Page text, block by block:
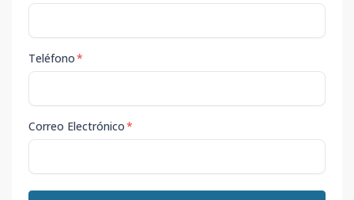
Teléfono*
Correo Electrónico*